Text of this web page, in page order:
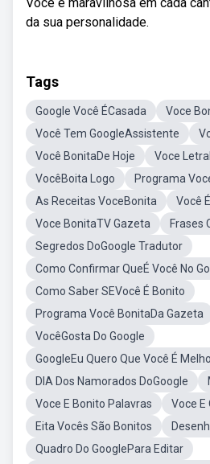
da sua personalidade.
Tags
Google Você ÉCasada
Voce
Você Tem GoogleAssistente
Você BonitaDe Hoje
Voce
VocêBoita Logo
Programa
As Receitas VoceBonita
Você
Voce BonitaTV Gazeta
Frases
Segredos DoGoogle Tradutor
Como Confirmar QueÉ Você No
Como Saber SEVocê É Bonito
Programa Você BonitaDa Gazeta
VocêGosta Do Google
GoogleEu Quero Que Você É
DIA Dos Namorados DoGoogle
Voce E Bonito Palavras
Voce E
Eita Vocês São Bonitos
Quadro Do GooglePara Editar